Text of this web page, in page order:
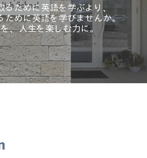
るために英語を学ぶより、
ために英語を学びませんか。
、人生を楽しむ力に。